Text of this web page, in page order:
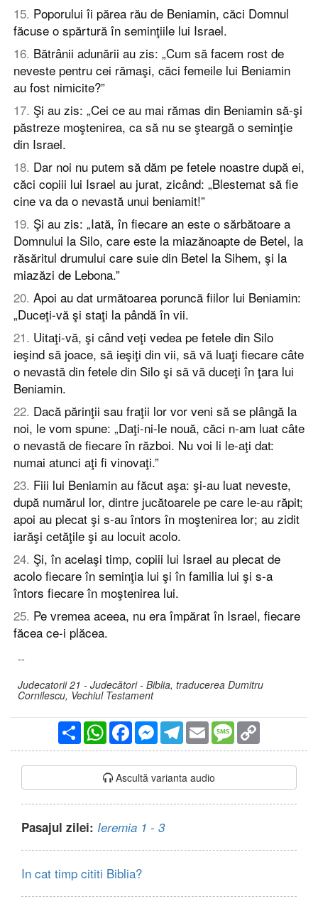
15. Poporului îi părea rău de Beniamin, căci Domnul
făcuse o spărtură în seminţiile lui Israel.
16. Bătrânii adunării au zis: „Cum să facem rost de
neveste pentru cei rămaşi, căci femeile lui Beniamin
au fost nimicite?”
17. Şi au zis: „Cei ce au mai rămas din Beniamin să-şi
păstreze moştenirea, ca să nu se şteargă o seminţie
din Israel.
18. Dar noi nu putem să dăm pe fetele noastre după ei,
căci copiii lui Israel au jurat, zicând: „Blestemat să fie
cine va da o nevastă unui beniamit!”
19. Şi au zis: „Iată, în fiecare an este o sărbătoare a
Domnului la Silo, care este la miazănoapte de Betel, la
răsăritul drumului care suie din Betel la Sihem, şi la
miazăzi de Lebona.”
20. Apoi au dat următoarea poruncă fiilor lui Beniamin:
„Duceţi-vă şi staţi la pândă în vii.
21. Uitaţi-vă, şi când veţi vedea pe fetele din Silo
ieşind să joace, să ieşiţi din vii, să vă luaţi fiecare câte
o nevastă din fetele din Silo şi să vă duceţi în ţara lui
Beniamin.
22. Dacă părinţii sau fraţii lor vor veni să se plângă la
noi, le vom spune: „Daţi-ni-le nouă, căci n-am luat câte
o nevastă de fiecare în război. Nu voi li le-aţi dat:
numai atunci aţi fi vinovaţi.”
23. Fiii lui Beniamin au făcut aşa: şi-au luat neveste,
după numărul lor, dintre jucătoarele pe care le-au răpit;
apoi au plecat şi s-au întors în moştenirea lor; au zidit
iarăşi cetăţile şi au locuit acolo.
24. Şi, în acelaşi timp, copiii lui Israel au plecat de
acolo fiecare în seminţia lui şi în familia lui şi s-a
întors fiecare în moştenirea lui.
25. Pe vremea aceea, nu era împărat în Israel, fiecare
făcea ce-i plăcea.
--
Judecatorii 21 - Judecători - Biblia, traducerea Dumitru
Cornilescu, Vechiul Testament
PartajareWhatsAppFacebookMessengerTelegram
Email Message
Ascultă varianta audio
Pasajul zilei: Ieremia 1 - 3
In cat timp cititi Biblia?